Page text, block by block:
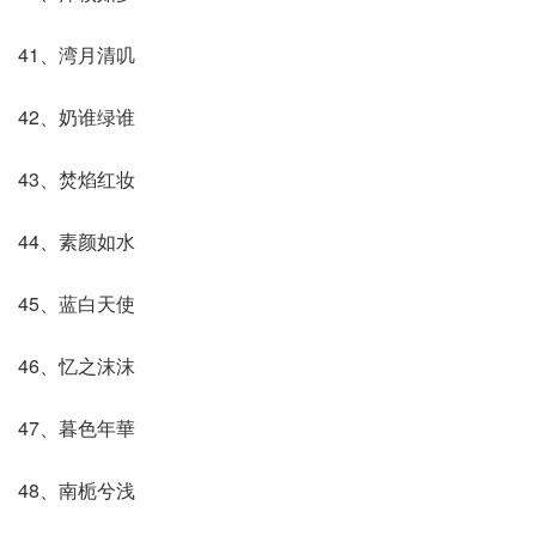
41、湾月清叽
42、奶谁绿谁
43、焚焰红妆
44、素颜如水
45、蓝白天使
46、忆之沫沫
47、暮色年華
48、南栀兮浅